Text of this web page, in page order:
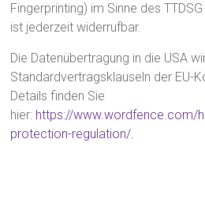
Fingerprinting) im Sinne des
ist jederzeit widerrufbar.
Die Datenübertragung in die USA
Standardvertragsklauseln der EU-
Details finden Sie
hier: https://www.wordfence.com/
protection-regulation/.